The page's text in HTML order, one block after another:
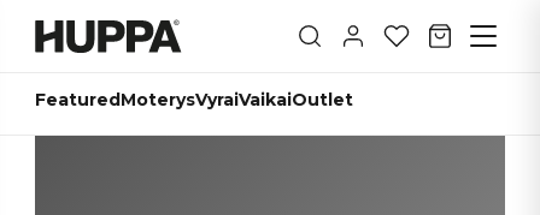
FeaturedMoterysVyraiVaikaiOutlet